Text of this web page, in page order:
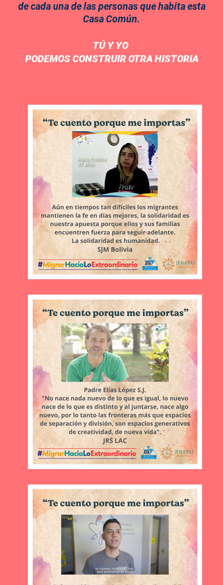
de cada una de las personas que habita esta
Casa Común.
TÚ Y YO
PODEMOS CONSTRUIR OTRA HISTORIA